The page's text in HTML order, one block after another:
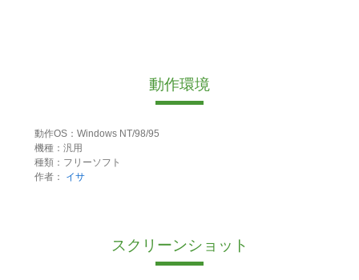
動作環境
動作OS：Windows NT/98/95
機種：汎用
種類：フリーソフト
作者：
イサ
スクリーンショット